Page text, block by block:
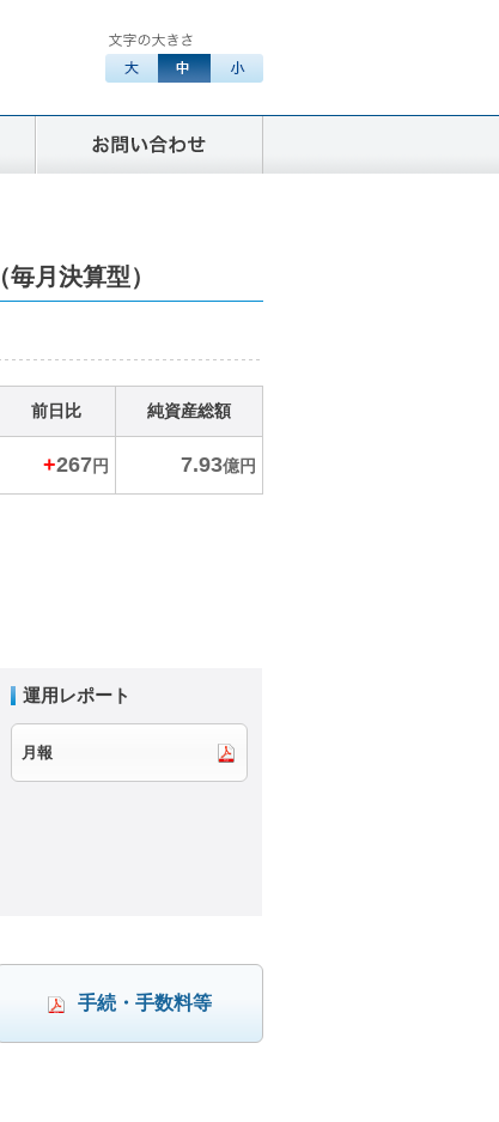
月決算型）
前日比 純資産総額
+267 円 7.93億円
運用レポート
月報
手続・手数料等